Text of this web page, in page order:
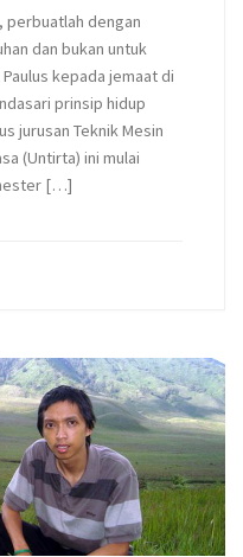
perbuatlah dengan
dan bukan untuk
kepada jemaat di
prinsip hidup
jurusan Teknik Mesin
(Untirta) ini mulai
[…]